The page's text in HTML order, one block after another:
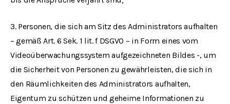
3. Personen, die sich am Sitz des Administrators aufhalten
– gemäß Art. 6 Sek. 1 lit. f DSGVO – in Form eines vom
Videoüberwachungssystem aufgezeichneten Bildes -, um
die Sicherheit von Personen zu gewährleisten, die sich in
den Räumlichkeiten des Administrators aufhalten,
Eigentum zu schützen und geheime Informationen zu